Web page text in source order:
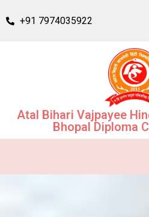
+91 7974035922
Atal Bihari Vajpayee
Bhopal Diploma